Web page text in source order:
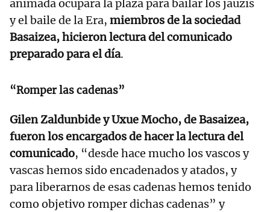
animada ocupara la plaza para bailar los jauzis
y el baile de la Era, miembros de la sociedad
Basaizea, hicieron lectura del comunicado
preparado para el día.
“Romper las cadenas”
Gilen Zaldunbide y Uxue Mocho, de Basaizea,
fueron los encargados de hacer la lectura del
comunicado, “desde hace mucho los vascos y
vascas hemos sido encadenados y atados, y
para liberarnos de esas cadenas hemos tenido
como objetivo romper dichas cadenas” y